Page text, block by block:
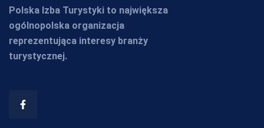
Polska Izba Turystyki to największa
ogólnopolska organizacja
reprezentująca interesy branży
turystycznej.